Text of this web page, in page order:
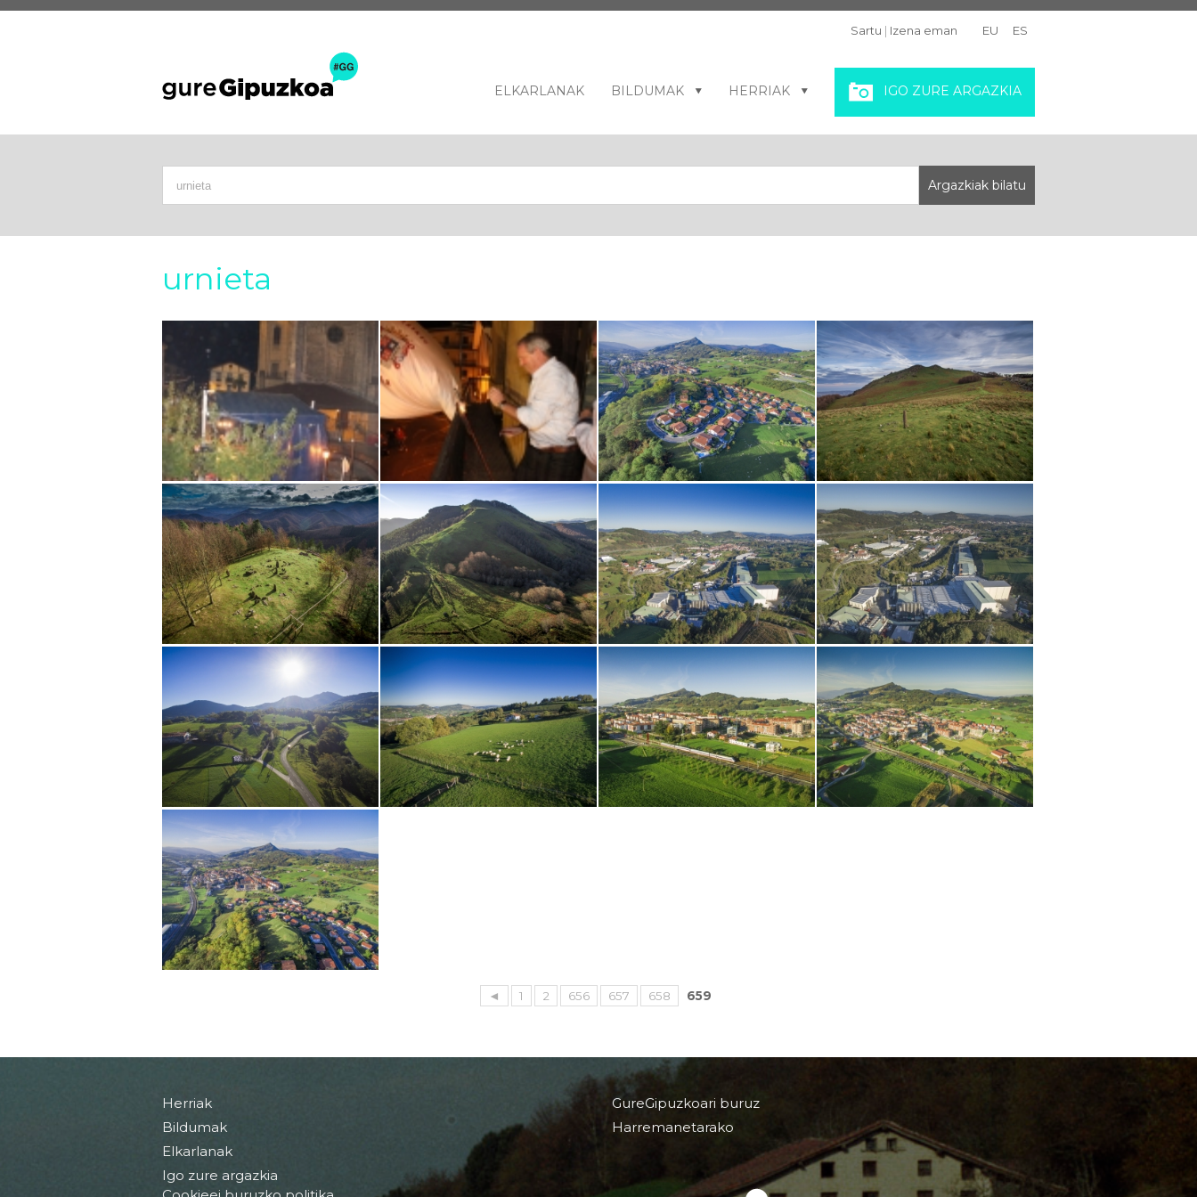
Sartu | Izena eman EU ES
ELKARLANAK BILDUMAK HERRIAK IGO ZURE ARGAZKIA
urnieta
◄ 1 2 656 657 658 659
Herriak
Bildumak
Elkarlanak
Igo zure argazkia
GureGipuzkoari buruz
Harremanetarako